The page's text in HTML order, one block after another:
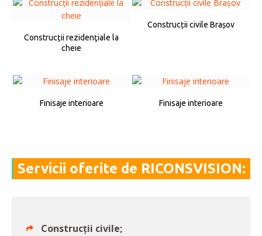
Construcții rezidenţiale la
cheie
Construcții civile Brașov
Finisaje interioare Finisaje interioare
Servicii oferite de RICONSVISION:
Construcții civile;